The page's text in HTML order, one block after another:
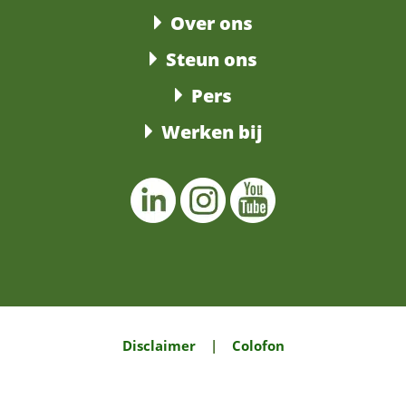
Over ons
Steun ons
Pers
Werken bij
Disclaimer| Colofon